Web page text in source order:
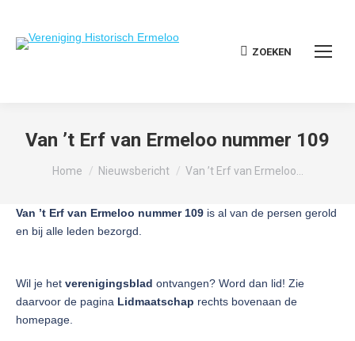
Zoeken:
ZOEKEN
Van ’t Erf van Ermeloo nummer 109
Home Nieuwsbericht Van ’t Erf van Ermeloo…
Van ’t Erf van Ermeloo nummer 109 is al van de persen gerold
en bij alle leden bezorgd.
Wil je het verenigingsblad ontvangen? Word dan lid! Zie
daarvoor de pagina Lidmaatschap rechts bovenaan de
homepage.